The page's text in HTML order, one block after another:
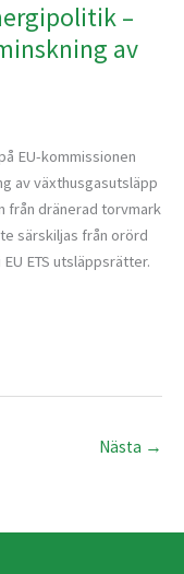
–
av
EU-kommissionen
av växthusgasutsläpp
från dränerad torvmark
särskiljas från orörd
ETS utsläppsrätter.
Nästa →